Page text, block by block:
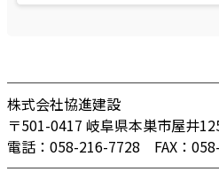
株式会社協進建設
〒501-0417 岐阜県本巣市屋井
電話：058-216-7728 FAX：